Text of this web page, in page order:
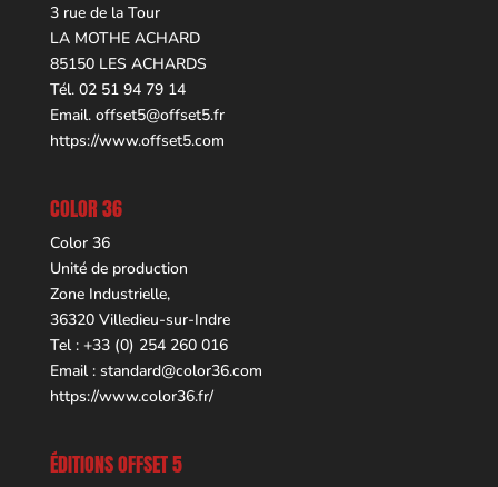
3 rue de la Tour
LA MOTHE ACHARD
85150 LES ACHARDS
Tél. 02 51 94 79 14
Email. offset5@offset5.fr
https://www.offset5.com
COLOR 36
Color 36
Unité de production
Zone Industrielle,
36320 Villedieu-sur-Indre
Tel : +33 (0) 254 260 016
Email : standard@color36.com
https://www.color36.fr/
ÉDITIONS OFFSET 5